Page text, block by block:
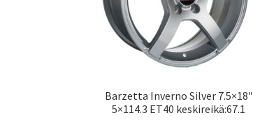
Barzetta Inverno Silver 7.5×18″
5×114.3 ET40 keskireikä:67.1